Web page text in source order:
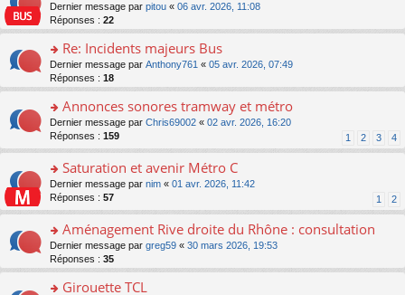
c
e
nt
pl
u
ré
c
e
nt
n
o
n
lu
le
pl
u
ré
c
e
nt
s
a
e
n
o
n
lu
le
pl
u
ré
c
e
nt
er
le
m
e
s
s
a
e
n
o
n
lu
le
pl
ré
c
e
nt
o
n
s
ult
er
le
m
e
s
s
a
g
e
n
o
n
le
pl
u
ré
Dernier message par pitou « 06 avr. 2026, 11:08
Réponses : 22
o
n
s
ult
er
le
s
s
a
g
e
n
o
n
Re: Incidents majeurs Bus
Dernier message par Anthony761 « 05 avr. 2026, 07:49
Réponses : 18
o
n
s
ult
er
le
m
e
s
s
a
g
e
Annonces sonores tramway et métro
Dernier message par Chris69002 « 02 avr. 2026, 16:20
Réponses : 159 1 2 3 4
o
n
s
ult
er
le
m
s
Saturation et avenir Métro C
Dernier message par nim « 01 avr. 2026, 11:42
Réponses : 57 1 2
o
n
s
ult
Aménagement Rive droite du Rhône : consultation
Dernier message par greg59 « 30 mars 2026, 19:53
Réponses : 35
Girouette TCL